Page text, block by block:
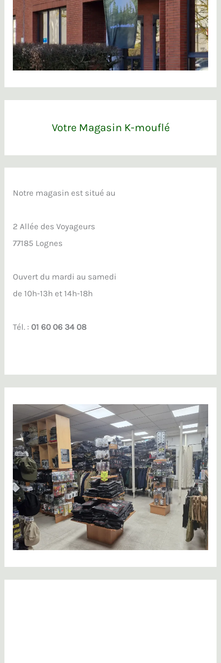
Votre Magasin K-mouflé
Notre magasin est situé au
2 Allée des Voyageurs
77185 Lognes
Ouvert du mardi au samedi
de 10h-13h et 14h-18h
Tél. : 01 60 06 34 08